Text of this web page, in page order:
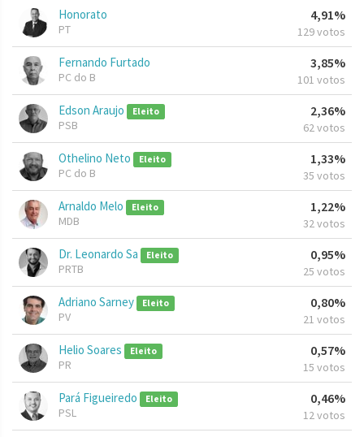
Honorato
PT
4,91%
129 votos
Fernando Furtado
PC do B
3,85%
101 votos
Edson Araujo Eleito
PSB
2,36%
62 votos
Othelino Neto Eleito
PC do B
1,33%
35 votos
Arnaldo Melo Eleito
MDB
1,22%
32 votos
Dr. Leonardo Sa Eleito
PRTB
0,95%
25 votos
Adriano Sarney Eleito
PV
0,80%
21 votos
Helio Soares Eleito
PR
0,57%
15 votos
Pará Figueiredo Eleito
PSL
0,46%
12 votos